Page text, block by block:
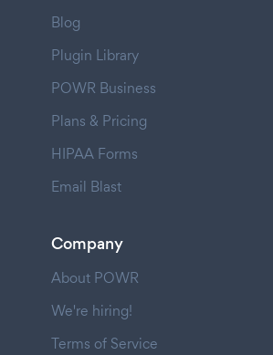
Blog
Plugin Library
POWR Business
Plans & Pricing
HIPAA Forms
Email Blast
Company
About POWR
We're hiring!
Terms of Service